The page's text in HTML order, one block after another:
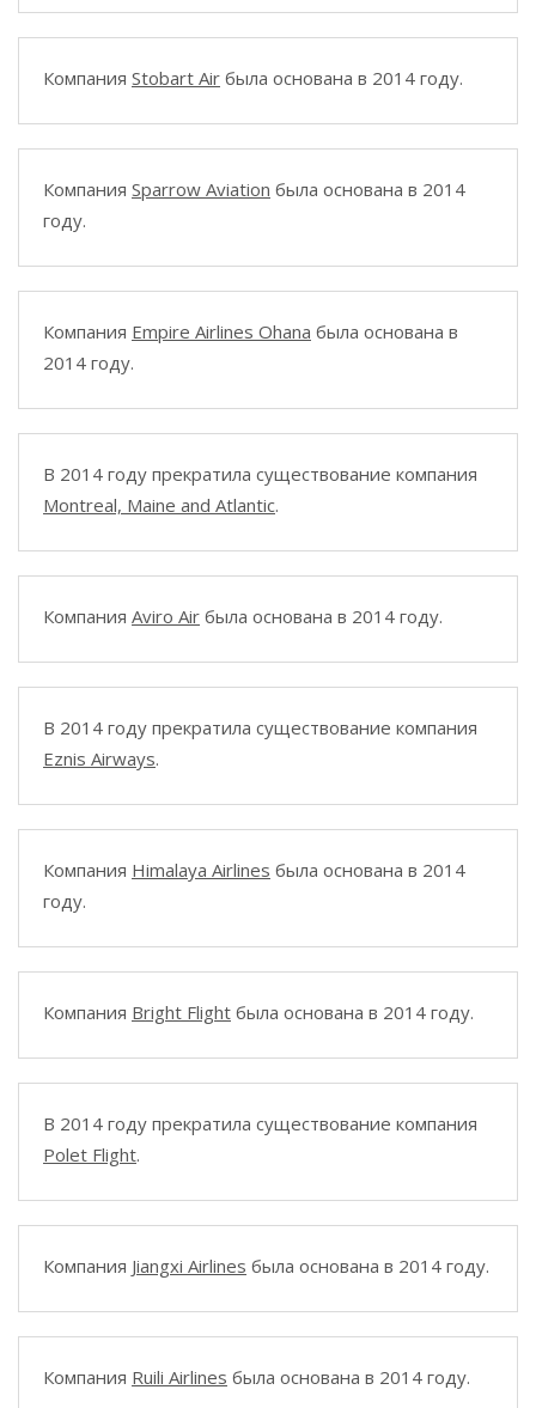
Компания Stobart Air была основана в 2014 году.
Компания Sparrow Aviation была основана в 2014
году.
Компания Empire Airlines Ohana была основана в
2014 году.
В 2014 году прекратила существование компания
Montreal, Maine and Atlantic.
Компания Aviro Air была основана в 2014 году.
В 2014 году прекратила существование компания
Eznis Airways.
Компания Himalaya Airlines была основана в 2014
году.
Компания Bright Flight была основана в 2014 году.
В 2014 году прекратила существование компания
Polet Flight.
Компания Jiangxi Airlines была основана в 2014 году.
Компания Ruili Airlines была основана в 2014 году.